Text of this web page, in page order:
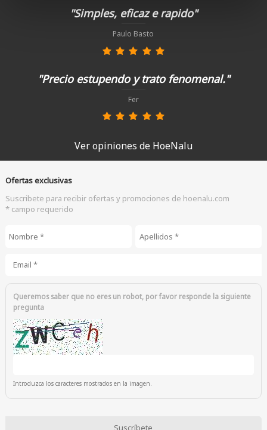
"Simples, eficaz e rapido"
Paulo Basto
"Precio estupendo y trato fenomenal."
Fer
Ver opiniones de HoeNalu
Ofertas exclusivas
Suscribete para recibir ofertas y promociones de hoenalu.com
* campo requerido
*
Queremos saber que no eres un robot, por favor responde la siguiente
pregunta
Introduzca los caracteres mostrados en la imagen.